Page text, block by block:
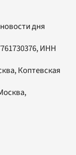
дня
ИНН
Коптевская
,